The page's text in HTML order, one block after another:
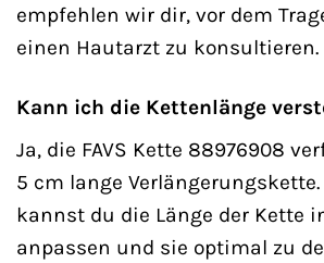
empfehlen wir dir, vor dem
einen Hautarzt zu konsultieren.
Kann ich die Kettenlänge
Ja, die FAVS Kette 88976908
5 cm lange
kannst du die Länge der Kette
anpassen und sie optimal zu